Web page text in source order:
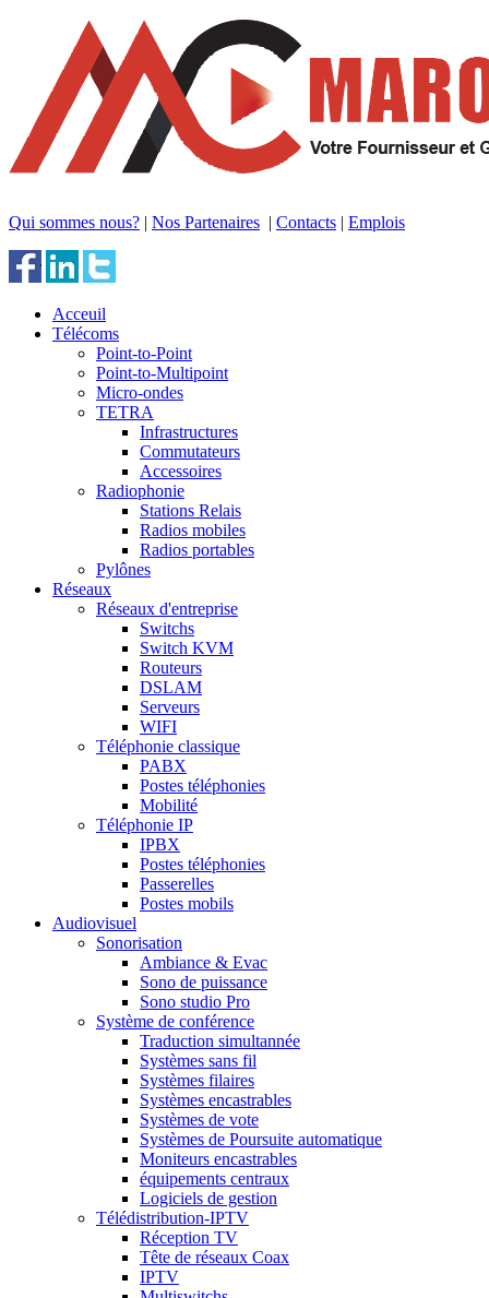
Qui sommes nous? | Nos Partenaires | Contacts | Emplois
Acceuil
Télécoms
Point-to-Point
Point-to-Multipoint
Micro-ondes
TETRA
Infrastructures
Commutateurs
Accessoires
Radiophonie
Stations Relais
Radios mobiles
Radios portables
Pylônes
Réseaux
Réseaux d'entreprise
Switchs
Switch KVM
Routeurs
DSLAM
Serveurs
WIFI
Téléphonie classique
PABX
Postes téléphonies
Mobilité
Téléphonie IP
IPBX
Postes téléphonies
Passerelles
Postes mobils
Audiovisuel
Sonorisation
Ambiance & Evac
Sono de puissance
Sono studio Pro
Système de conférence
Traduction simultannée
Systèmes sans fil
Systèmes filaires
Systèmes encastrables
Systèmes de vote
Systèmes de Poursuite automatique
Moniteurs encastrables
équipements centraux
Logiciels de gestion
Télédistribution-IPTV
Réception TV
Tête de réseaux Coax
IPTV